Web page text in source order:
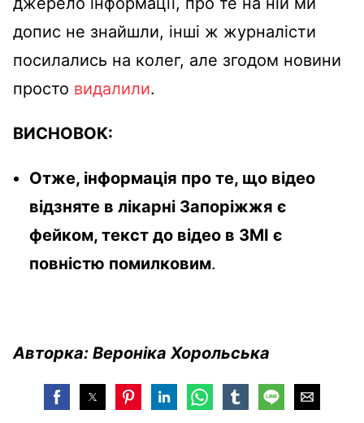
допис не знайшли, інші ж журналісти
посилались на колег, але згодом новини
просто видалили.
ВИСНОВОК:
Отже, інформація про те, що відео
відзняте в лікарні Запоріжжя є
фейком, текст до відео в ЗМІ є
повністю помилковим.
Авторка: Вероніка Хорольська